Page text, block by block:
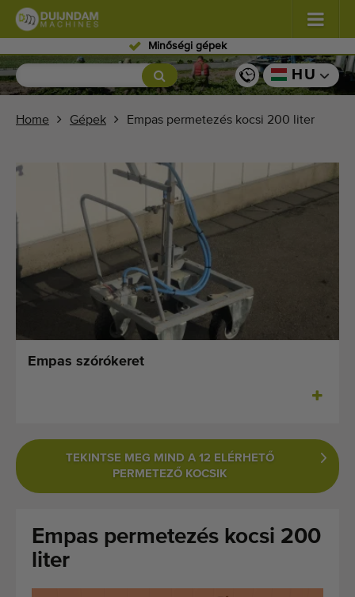
Virágok és dísznövények (587)
Szállítószalagok (441)
Kínálja eladásra gépét!
Keresés típusonként
Legutóbb megtekintett gépek
Legutóbb hozzáadott gépek
Gépeink külföldre szállítása
Gépek
Rólunk
HU
Home Gépek Empas permetezés kocsi 200 liter
Empas szórókeret
TEKINTSE MEG MIND A 12 ELÉRHETŐ
PERMETEZŐ KOCSIK
Empas permetezés kocsi 200
liter